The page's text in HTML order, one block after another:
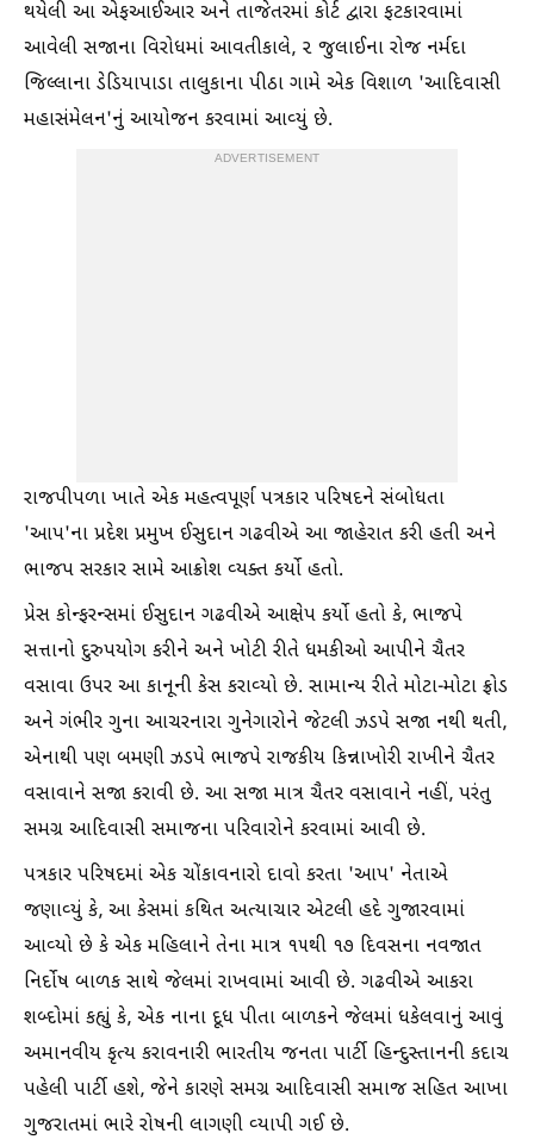
થયેલી આ એફઆઈઆર અને તાજેતરમાં કોર્ટ દ્વારા ફટકારવામાં
આવેલી સજાના વિરોધમાં આવતીકાલે, ૨ જુલાઈના રોજ નર્મદા
જિલ્લાના ડેડિયાપાડા તાલુકાના પીઠા ગામે એક વિશાળ 'આદિવાસી
મહાસંમેલન'નું આયોજન કરવામાં આવ્યું છે.
ADVERTISEMENT
રાજપીપળા ખાતે એક મહત્વપૂર્ણ પત્રકાર પરિષદને સંબોધતા
'આપ'ના પ્રદેશ પ્રમુખ ઈસુદાન ગઢવીએ આ જાહેરાત કરી હતી અને
ભાજપ સરકાર સામે આક્રોશ વ્યક્ત કર્યો હતો.
પ્રેસ કોન્ફરન્સમાં ઈસુદાન ગઢવીએ આક્ષેપ કર્યો હતો કે, ભાજપે
સત્તાનો દુરુપયોગ કરીને અને ખોટી રીતે ધમકીઓ આપીને ચૈતર
વસાવા ઉપર આ કાનૂની કેસ કરાવ્યો છે. સામાન્ય રીતે મોટા-મોટા ફ્રોડ
અને ગંભીર ગુના આચરનારા ગુનેગારોને જેટલી ઝડપે સજા નથી થતી,
એનાથી પણ બમણી ઝડપે ભાજપે રાજકીય કિન્નાખોરી રાખીને ચૈતર
વસાવાને સજા કરાવી છે. આ સજા માત્ર ચૈતર વસાવાને નહીં, પરંતુ
સમગ્ર આદિવાસી સમાજના પરિવારોને કરવામાં આવી છે.
પત્રકાર પરિષદમાં એક ચોંકાવનારો દાવો કરતા 'આપ' નેતાએ
જણાવ્યું કે, આ કેસમાં કથિત અત્યાચાર એટલી હદે ગુજારવામાં
આવ્યો છે કે એક મહિલાને તેના માત્ર ૧૫થી ૧૭ દિવસના નવજાત
નિર્દોષ બાળક સાથે જેલમાં રાખવામાં આવી છે. ગઢવીએ આકરા
શબ્દોમાં કહ્યું કે, એક નાના દૂધ પીતા બાળકને જેલમાં ધકેલવાનું આવું
અમાનવીય કૃત્ય કરાવનારી ભારતીય જનતા પાર્ટી હિન્દુસ્તાનની કદાચ
પહેલી પાર્ટી હશે, જેને કારણે સમગ્ર આદિવાસી સમાજ સહિત આખા
ગુજરાતમાં ભારે રોષની લાગણી વ્યાપી ગઈ છે.